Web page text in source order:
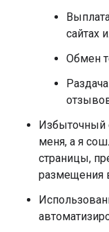
сайтах
Обмен
Избыточный
меня, а я
страницы,
размещения